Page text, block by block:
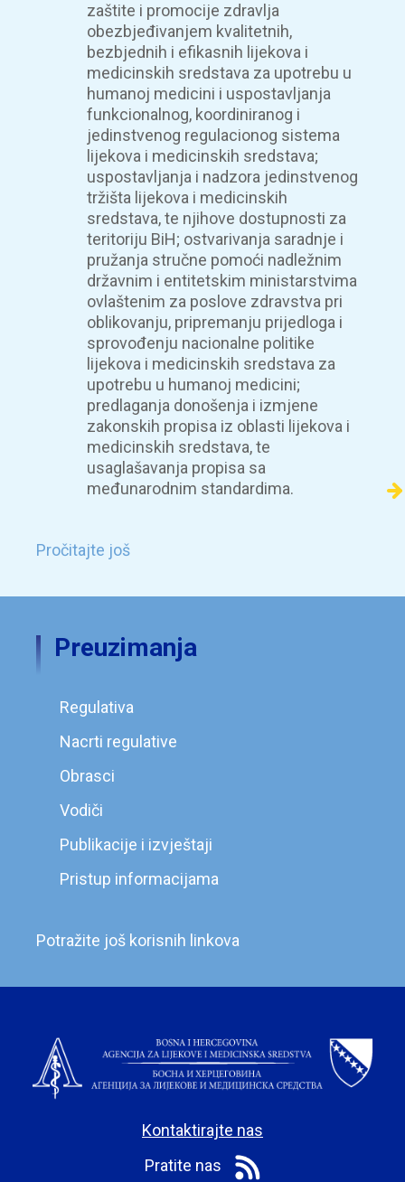
zaštite i promocije zdravlja
obezbjeđivanjem kvalitetnih,
bezbjednih i efikasnih lijekova i
medicinskih sredstava za upotrebu u
humanoj medicini i uspostavljanja
funkcionalnog, koordiniranog i
jedinstvenog regulacionog sistema
lijekova i medicinskih sredstava;
uspostavljanja i nadzora jedinstvenog
tržišta lijekova i medicinskih
sredstava, te njihove dostupnosti za
teritoriju BiH; ostvarivanja saradnje i
pružanja stručne pomoći nadležnim
državnim i entitetskim ministarstvima
ovlaštenim za poslove zdravstva pri
oblikovanju, pripremanju prijedloga i
sprovođenju nacionalne politike
lijekova i medicinskih sredstava za
upotrebu u humanoj medicini;
predlaganja donošenja i izmjene
zakonskih propisa iz oblasti lijekova i
medicinskih sredstava, te
usaglašavanja propisa sa
međunarodnim standardima.
Pročitajte još
Preuzimanja
Regulativa
Nacrti regulative
Obrasci
Vodiči
Publikacije i izvještaji
Pristup informacijama
Potražite još korisnih linkova
Kontaktirajte nas
Pratite nas